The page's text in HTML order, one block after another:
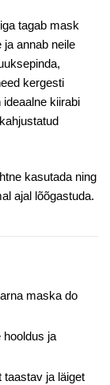
tagab mask
annab neile
kergesti
kiirabi
kasutada ning
ajal lõõgastuda.
maska do
hooldus ja
taastav ja läiget